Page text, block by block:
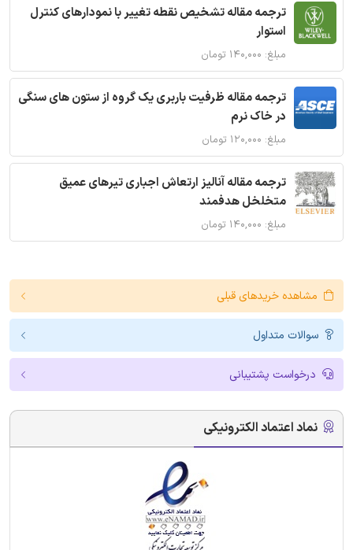
ترجمه مقاله تشخیص نقطه تغییر با نمودارهای کنترل
استوار
مبلغ: ۱۴۰,۰۰۰ تومان
ترجمه مقاله ظرفیت باربری یک گروه از ستون های سنگی
در خاک نرم
مبلغ: ۱۲۰,۰۰۰ تومان
ترجمه مقاله آنالیز ارتعاش اجباری تیرهای عمیق
متخلخل هدفمند
مبلغ: ۱۴۰,۰۰۰ تومان
مشاهده خریدهای قبلی
سوالات متداول
درخواست پشتیبانی
نماد اعتماد الکترونیکی